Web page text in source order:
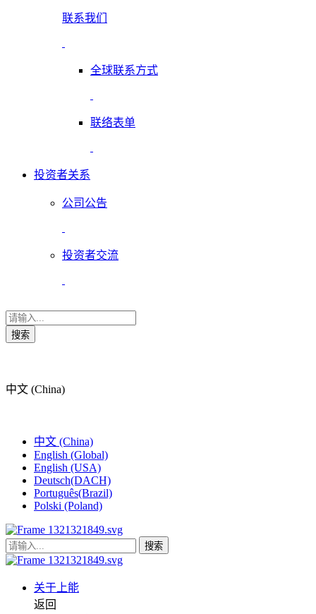
联系我们
全球联系方式
联络表单
投资者关系
公司公告
投资者交流
搜索
中文 (China)
中文 (China)
English (Global)
English (USA)
Deutsch(DACH)
Português(Brazil)
Polski (Poland)
搜索
关于上能
返回